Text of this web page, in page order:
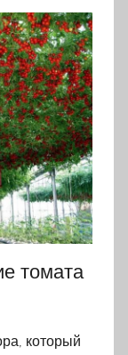
томата
который